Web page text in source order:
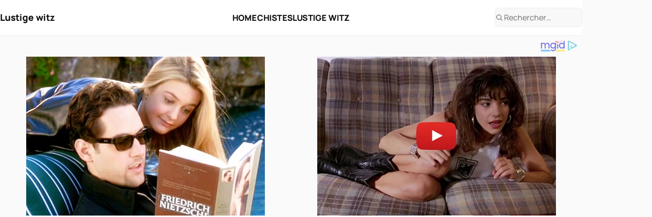
Lustige witz HOMECHISTESLUSTIGE WITZ Rechercher